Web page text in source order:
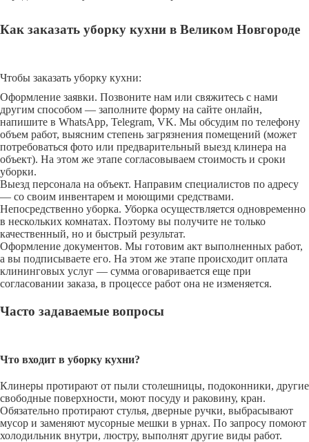
Как заказать уборку кухни в Великом Новгороде
Чтобы заказать уборку кухни:
Оформление заявки. Позвоните нам или свяжитесь с нами
другим способом — заполните форму на сайте онлайн,
напишите в WhatsApp, Telegram, VK. Мы обсудим по телефону
объем работ, выясним степень загрязнения помещений (может
потребоваться фото или предварительный выезд клинера на
объект). На этом же этапе согласовываем стоимость и сроки
уборки.
Выезд персонала на объект. Направим специалистов по адресу
— со своим инвентарем и моющими средствами.
Непосредственно уборка. Уборка осуществляется одновременно
в нескольких комнатах. Поэтому вы получите не только
качественный, но и быстрый результат.
Оформление документов. Мы готовим акт выполненных работ,
а вы подписываете его. На этом же этапе происходит оплата
клининговых услуг — сумма оговаривается еще при
согласовании заказа, в процессе работ она не изменяется.
Часто задаваемые вопросы
Что входит в уборку кухни?
Клинеры протирают от пыли столешницы, подоконники, другие
свободные поверхности, моют посуду и раковину, кран.
Обязательно протирают стулья, дверные ручки, выбрасывают
мусор и заменяют мусорные мешки в урнах. По запросу помоют
холодильник внутри, люстру, выполнят другие виды работ.